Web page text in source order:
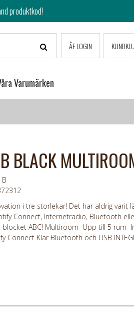
ÅF LOGIN
Varumärken
BLACK
B
i tre storlekar! Det har aldrig varit
Connect, Internetradio, Bluetooth
blocket ABC! Multiroom Upp till 5 rum
Connect Klar Bluetooth och USB